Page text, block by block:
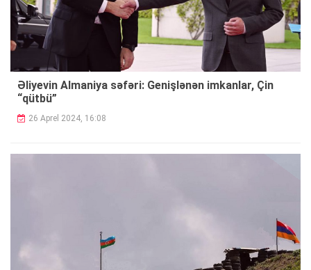
Əliyevin Almaniya səfəri: Genişlənən imkanlar, Çin
“qütbü”
26 Aprel 2024, 16:08